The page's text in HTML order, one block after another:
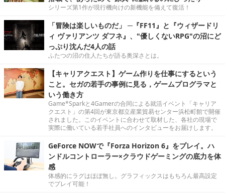
シリーズ第1作が現行機向けの新機能を備えて復活！
「冒険は楽しいものだ」 ─『FF11』と『ウィザードリ
ィ ヴァリアンツ ダフネ』、"優しくないRPG"の沼にど
っぷり沈んだ4人の話
ふたつの沼の住人たちが語る奥深さとは。
【キャリアクエスト】ゲーム作りを仕事にするという
こと。セガの若手の事例に見る，ゲームプログラマと
いう働き方
Game*Sparkと4Gamerの合同による就活イベント「キャリア
クエスト」の第4回が東京都立産業貿易センター浜松町館で開催
されました。このイベントに合わせて取材した、各社の現場で
実際に働いている若手社員へのインタビューをお届けします。
GeForce NOWで『Forza Horizon 6』をプレイ。ハ
ンドルコントローラー×クラウドゲーミングの底力を体
感
体感的にラグはほぼ無し。グラフィックスはもちろん最高設定
でプレイ可能！